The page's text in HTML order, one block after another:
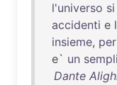
l'universo si
accidenti e
insieme, per
e` un
Dante